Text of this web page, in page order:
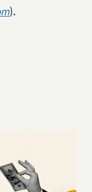
).